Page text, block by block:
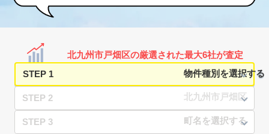
北九州市戸畑区の厳選された最大6社が査定
STEP 1
STEP 2
STEP 3
お問い合わせ